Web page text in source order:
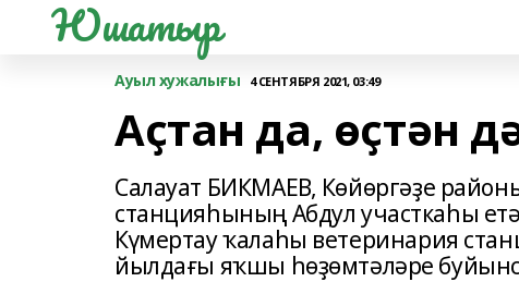
Юшатыр
Ауыл хужалығы 4 СЕНТЯБРЯ 2021, 03:49
Аҫтан да, өҫтән
Салауат БИКМАЕВ, Көйөргәҙе
станцияһының Абдул участкаһы
Күмертау ҡалаһы ветеринария
йылдағы яҡшы һөҙөмтәләре